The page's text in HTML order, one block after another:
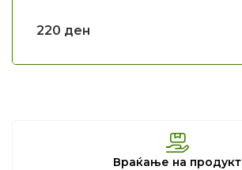
220 ден
Враќање на продукт